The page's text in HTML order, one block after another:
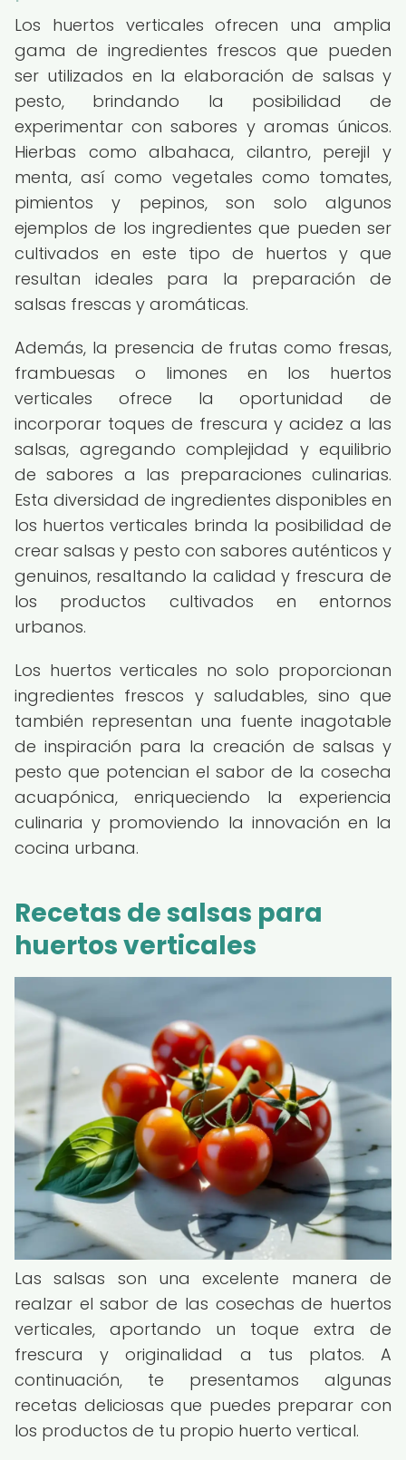
Los huertos verticales ofrecen una amplia
gama de ingredientes frescos que pueden
ser utilizados en la elaboración de salsas y
pesto, brindando la posibilidad de
experimentar con sabores y aromas únicos.
Hierbas como albahaca, cilantro, perejil y
menta, así como vegetales como tomates,
pimientos y pepinos, son solo algunos
ejemplos de los ingredientes que pueden ser
cultivados en este tipo de huertos y que
resultan ideales para la preparación de
salsas frescas y aromáticas.
Además, la presencia de frutas como fresas,
frambuesas o limones en los huertos
verticales ofrece la oportunidad de
incorporar toques de frescura y acidez a las
salsas, agregando complejidad y equilibrio
de sabores a las preparaciones culinarias.
Esta diversidad de ingredientes disponibles en
los huertos verticales brinda la posibilidad de
crear salsas y pesto con sabores auténticos y
genuinos, resaltando la calidad y frescura de
los productos cultivados en entornos
urbanos.
Los huertos verticales no solo proporcionan
ingredientes frescos y saludables, sino que
también representan una fuente inagotable
de inspiración para la creación de salsas y
pesto que potencian el sabor de la cosecha
acuapónica, enriqueciendo la experiencia
culinaria y promoviendo la innovación en la
cocina urbana.
Recetas de salsas para
huertos verticales
Las salsas son una excelente manera de
realzar el sabor de las cosechas de huertos
verticales, aportando un toque extra de
frescura y originalidad a tus platos. A
continuación, te presentamos algunas
recetas deliciosas que puedes preparar con
los productos de tu propio huerto vertical.